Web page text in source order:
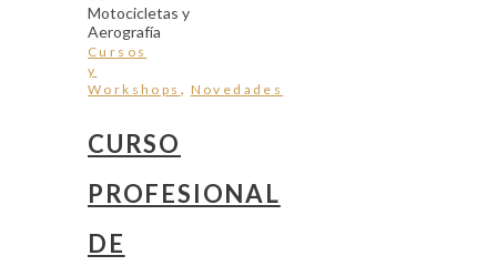
Cursos
y
Workshops , Novedades
CURSO
PROFESIONAL
DE